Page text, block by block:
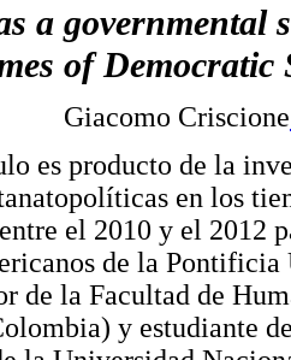
a governmental
of Democratic
Giacomo Criscione
es producto de la
en los
el 2010 y el 2012
de la Pontificia
de la Facultad de
y estudiante